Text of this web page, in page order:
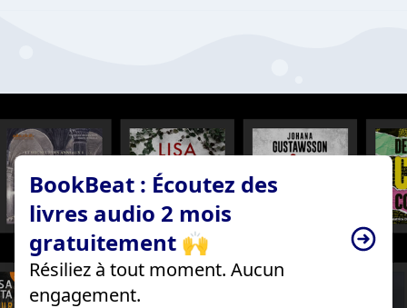
BookBeat : Écoutez des
livres audio 2 mois
gratuitement 🙌
Résiliez à tout moment. Aucun
engagement.